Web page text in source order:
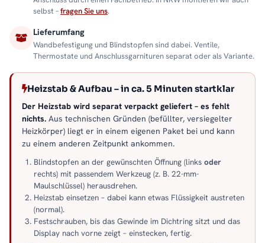
selbst –fragen Sie uns.
Lieferumfang
Wandbefestigung und Blindstopfen sind dabei. Ventile,
Thermostate und Anschlussgarnituren separat oder als Variante.
Heizstab & Aufbau – in ca. 5 Minuten startklar
Der Heizstab wird separat verpackt geliefert – es fehlt
nichts. Aus technischen Gründen (befüllter, versiegelter
Heizkörper) liegt er in einem eigenen Paket bei und kann
zu einem anderen Zeitpunkt ankommen.
Blindstopfen an der gewünschten Öffnung (links oder
rechts) mit passendem Werkzeug (z. B. 22-mm-
Maulschlüssel) herausdrehen.
Heizstab einsetzen – dabei kann etwas Flüssigkeit austreten
(normal).
Festschrauben, bis das Gewinde im Dichtring sitzt und das
Display nach vorne zeigt – einstecken, fertig.